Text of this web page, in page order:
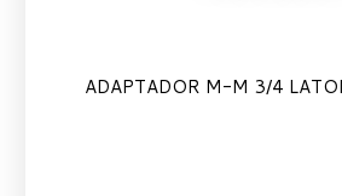
ADAPTADOR M-M 3/4